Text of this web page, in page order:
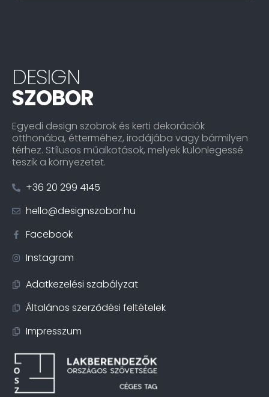
DESIGN
SZOBOR
Egyedi design szobrok és kerti dekorációk
otthonába, étterméhez, irodájába vagy bármilyen
térhez. Stílusos műalkotások, melyek különlegessé
teszik a környezetet.
+36 20 299 4145
hello@designszobor.hu
Facebook
Instagram
Adatkezelési szabályzat
Általános szerződési feltételek
Impresszum